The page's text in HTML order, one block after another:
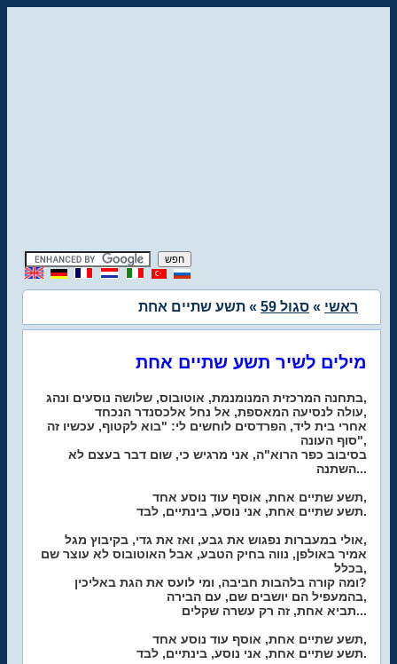
ראשי » סגול 59 » תשע שתיים אחת
מילים לשיר תשע שתיים אחת
בתחנה המרכזית המנומנמת, אוטובוס, שלושה נוסעים ונהג,
עולה לנסיעה המאספת, אל נחל אלכסנדר הנכחד,
אחרי בית ליד, הפרדסים לוחשים לי: "בוא לקטוף, עכשיו זה
סוף העונה",
בסיבוב כפר הרוא"ה, אני מרגיש כי, שום דבר בעצם לא
השתנה...
תשע שתיים אחת, אוסף עוד נוסע אחד,
תשע שתיים אחת, אני נוסע, בינתיים, לבד.
אולי במעברות נפגוש את גבע, ואז את גדי, בקיבוץ מגל,
אמיר באולפן, נווה בחיק הטבע, אבל האוטובוס לא עוצר שם
בכלל,
ומה קורה בלהבות חביבה, ומי לועס את הגת באליכין?
בהמעפיל הם יושבים שם, עם הבירה,
תביא אחת, זה רק עשרה שקלים...
תשע שתיים אחת, אוסף עוד נוסע אחד,
תשע שתיים אחת, אני נוסע, בינתיים, לבד.